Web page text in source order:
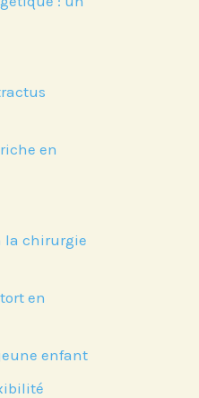
en
la chirurgie
en
enfant